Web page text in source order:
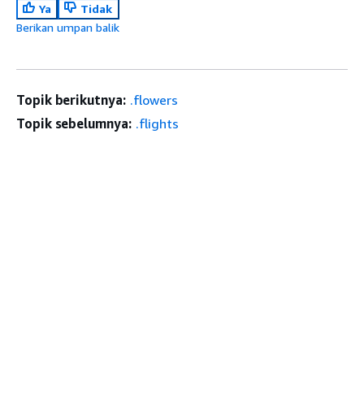
Ya
Tidak
Berikan umpan balik
Topik berikutnya: .flowers
Topik sebelumnya: .flights